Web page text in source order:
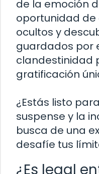
de la emoción
oportunidad de
ocultos y
guardados por
clandestinidad
gratificación
¿Estás listo
suspense y la
busca de una
desafíe tus
¿Es legal